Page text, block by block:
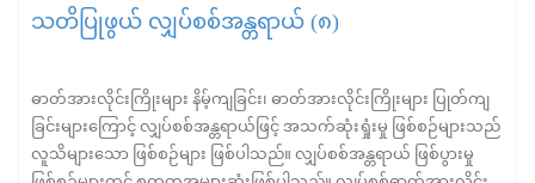
သတိပြုဖွယ် လျှပ်စစ်အန္တရာယ် (၈)
ဓာတ်အားလိုင်းကြိုးများ နိမ့်ကျခြင်း၊ ဓာတ်အားလိုင်းကြိုးများ ပြုတ်ကျ
ခြင်းများကြောင့် လျှပ်စစ်အန္တရာယ်ဖြင့် အသက်ဆုံးရှုံးမှု ဖြစ်စဉ်များသည်
လူသိများသော ဖြစ်စဉ်များ ဖြစ်ပါသည်။ လျှပ်စစ်အန္တရာယ် ဖြစ်ပွားမှု